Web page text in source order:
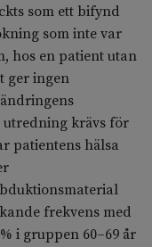
som ett bifynd
som inte var
hos en patient utan
ger ingen
utredning krävs för
patientens hälsa
frekvens med
i gruppen 60–69 år